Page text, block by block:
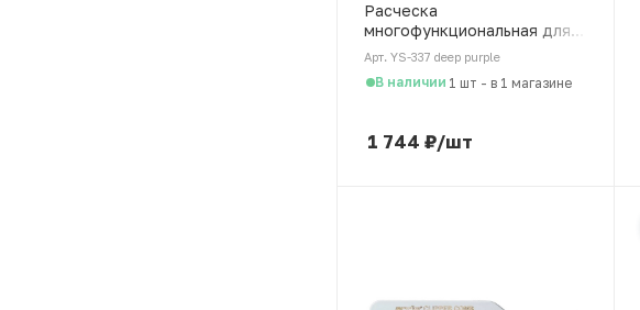
Расческа
многофункциональная для
стрижки фиолетовая, 190
мм
Арт. YS-337 deep purple
В наличии 1 шт - в 1 магазине
1 744 ₽/шт